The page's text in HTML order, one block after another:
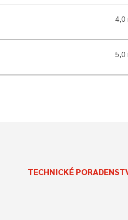
4,0
5,0
TECHNICKÉ